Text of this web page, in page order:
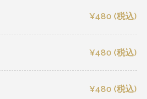
¥480 (税込)
¥480 (税込)
¥480 (税込)